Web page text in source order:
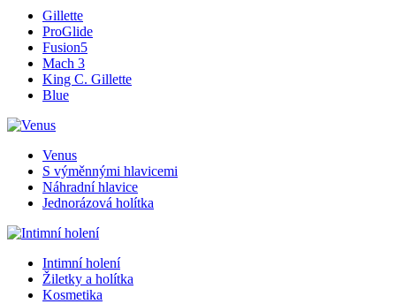
Gillette
ProGlide
Fusion5
Mach 3
King C. Gillette
Blue
Venus
S výměnnými hlavicemi
Náhradní hlavice
Jednorázová holítka
Intimní holení
Žiletky a holítka
Kosmetika